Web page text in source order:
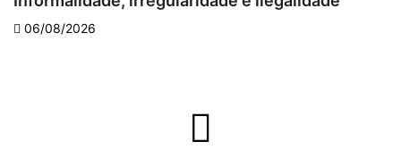
06/08/2026